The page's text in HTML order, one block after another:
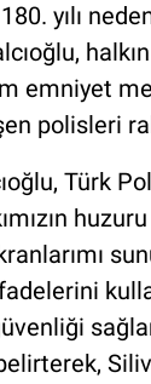
yılı
emniyet
polisleri
Türk